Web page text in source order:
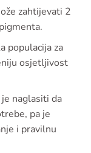
zahtijevati 2
populacija za
osjetljivost
naglasiti da
pa je
i pravilnu